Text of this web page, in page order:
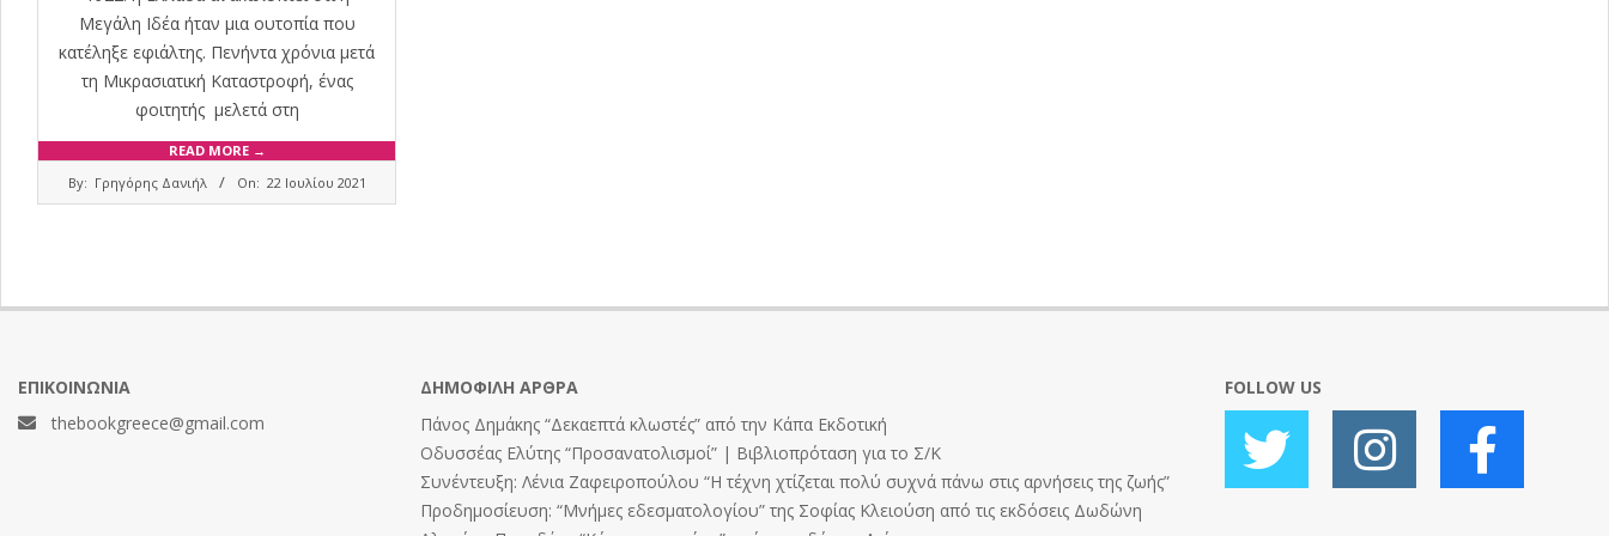
Μεγάλη Ιδέα ήταν μια ουτοπία που
κατέληξε εφιάλτης. Πενήντα χρόνια μετά
τη Μικρασιατική Καταστροφή, ένας
φοιτητής μελετά στη
READ MORE →
By: Γρηγόρης Δανιήλ On: 22 Ιουλίου 2021
ΕΠΙΚΟΙΝΩΝΊΑ
thebookgreece@gmail.com
ΔΗΜΟΦΙΛΉ ΆΡΘΡΑ
Πάνος Δημάκης “Δεκαεπτά κλωστές” από την Κάπα Εκδοτική
Οδυσσέας Ελύτης “Προσανατολισμοί” | Βιβλιοπρόταση για το Σ/Κ
Συνέντευξη: Λένια Ζαφειροπούλου “Η τέχνη χτίζεται πολύ συχνά πάνω στις αρνήσεις της ζωής”
Προδημοσίευση: “Μνήμες εδεσματολογίου” της Σοφίας Κλειούση από τις εκδόσεις Δωδώνη
FOLLOW US